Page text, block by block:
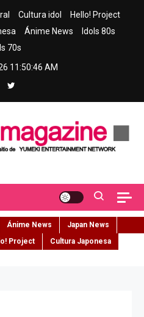
Cultura idol
Hello! Project
Ánime News
Idols 80s
70s
11:50:47 AM
Ánime News
Japan News
Project
Cultura Japonesa